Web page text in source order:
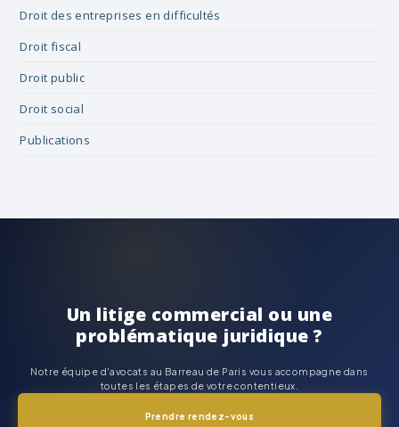
Droit des entreprises en difficultés
Droit fiscal
Droit public
Droit social
Publications
Un litige commercial ou une
problématique juridique ?
Notre équipe d'avocats au Barreau de Paris vous accompagne dans
toutes les étapes de votre contentieux.
Prendre rendez-vous